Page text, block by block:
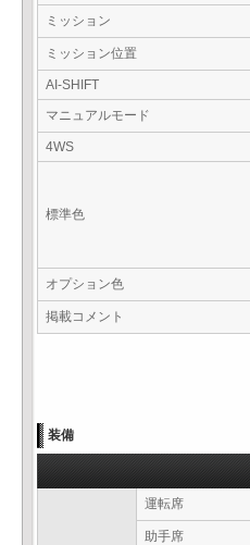
ミッション
ミッション位置
AI-SHIFT
マニュアルモード
4WS
標準色
オプション色
掲載コメント
装備
運転席
助手席